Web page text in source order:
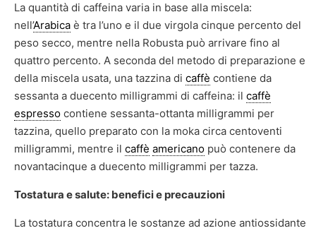
La quantità di caffeina varia in base alla miscela:
nell’Arabica è tra l’uno e il due virgola cinque percento del
peso secco, mentre nella Robusta può arrivare fino al
quattro percento. A seconda del metodo di preparazione e
della miscela usata, una tazzina di caffè contiene da
sessanta a duecento milligrammi di caffeina: il caffè
espresso contiene sessanta-ottanta milligrammi per
tazzina, quello preparato con la moka circa centoventi
milligrammi, mentre il caffè americano può contenere da
novantacinque a duecento milligrammi per tazza.
Tostatura e salute: benefici e precauzioni
La tostatura concentra le sostanze ad azione antiossidante